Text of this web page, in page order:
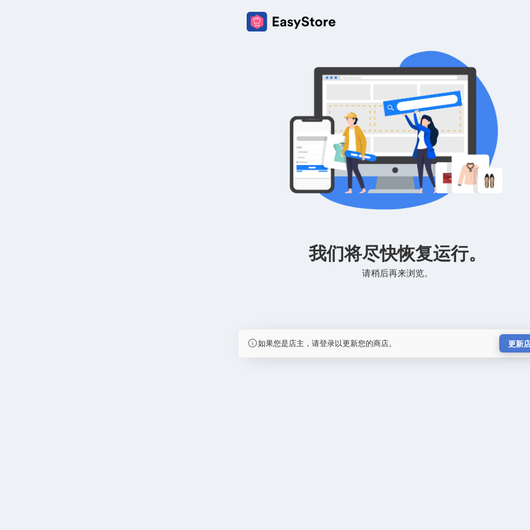
我们将尽快恢复运行。
请稍后再来浏览。
如果您是店主，请登录以更新您的商店。 更新